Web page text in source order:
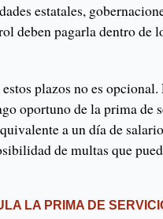
estatales,
deben pagarla dentro de
plazos no es opcional.
oportuno de la prima de
a un día de
de multas que
LA PRIMA DE